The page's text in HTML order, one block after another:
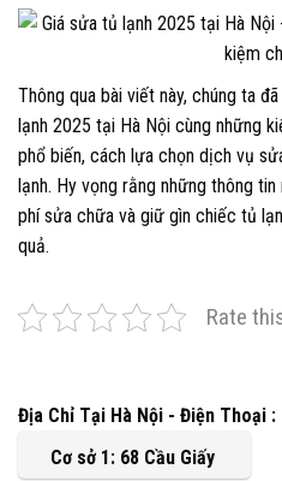
Thông qua bài viết này, chúng ta
lạnh 2025 tại Hà Nội cùng những
phổ biến, cách lựa chọn dịch vụ
lạnh. Hy vọng rằng những thông
phí sửa chữa và giữ gìn chiếc tủ
quả.
Rate
Địa Chỉ Tại Hà Nội - Điện Thoại :
Cơ sở 1: 68 Cầu Giấy